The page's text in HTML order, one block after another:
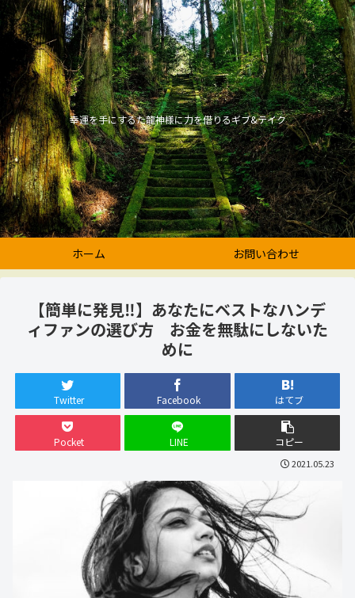
幸運を手にするた龍神様に力を借りるギブ&テイク
ホーム お問い合わせ
【簡単に発見‼】あなたにベストなハンデ
ィファンの選び方 お金を無駄にしないた
めに
Twitter Facebook はてブ
Pocket LINE コピー
2021.05.23